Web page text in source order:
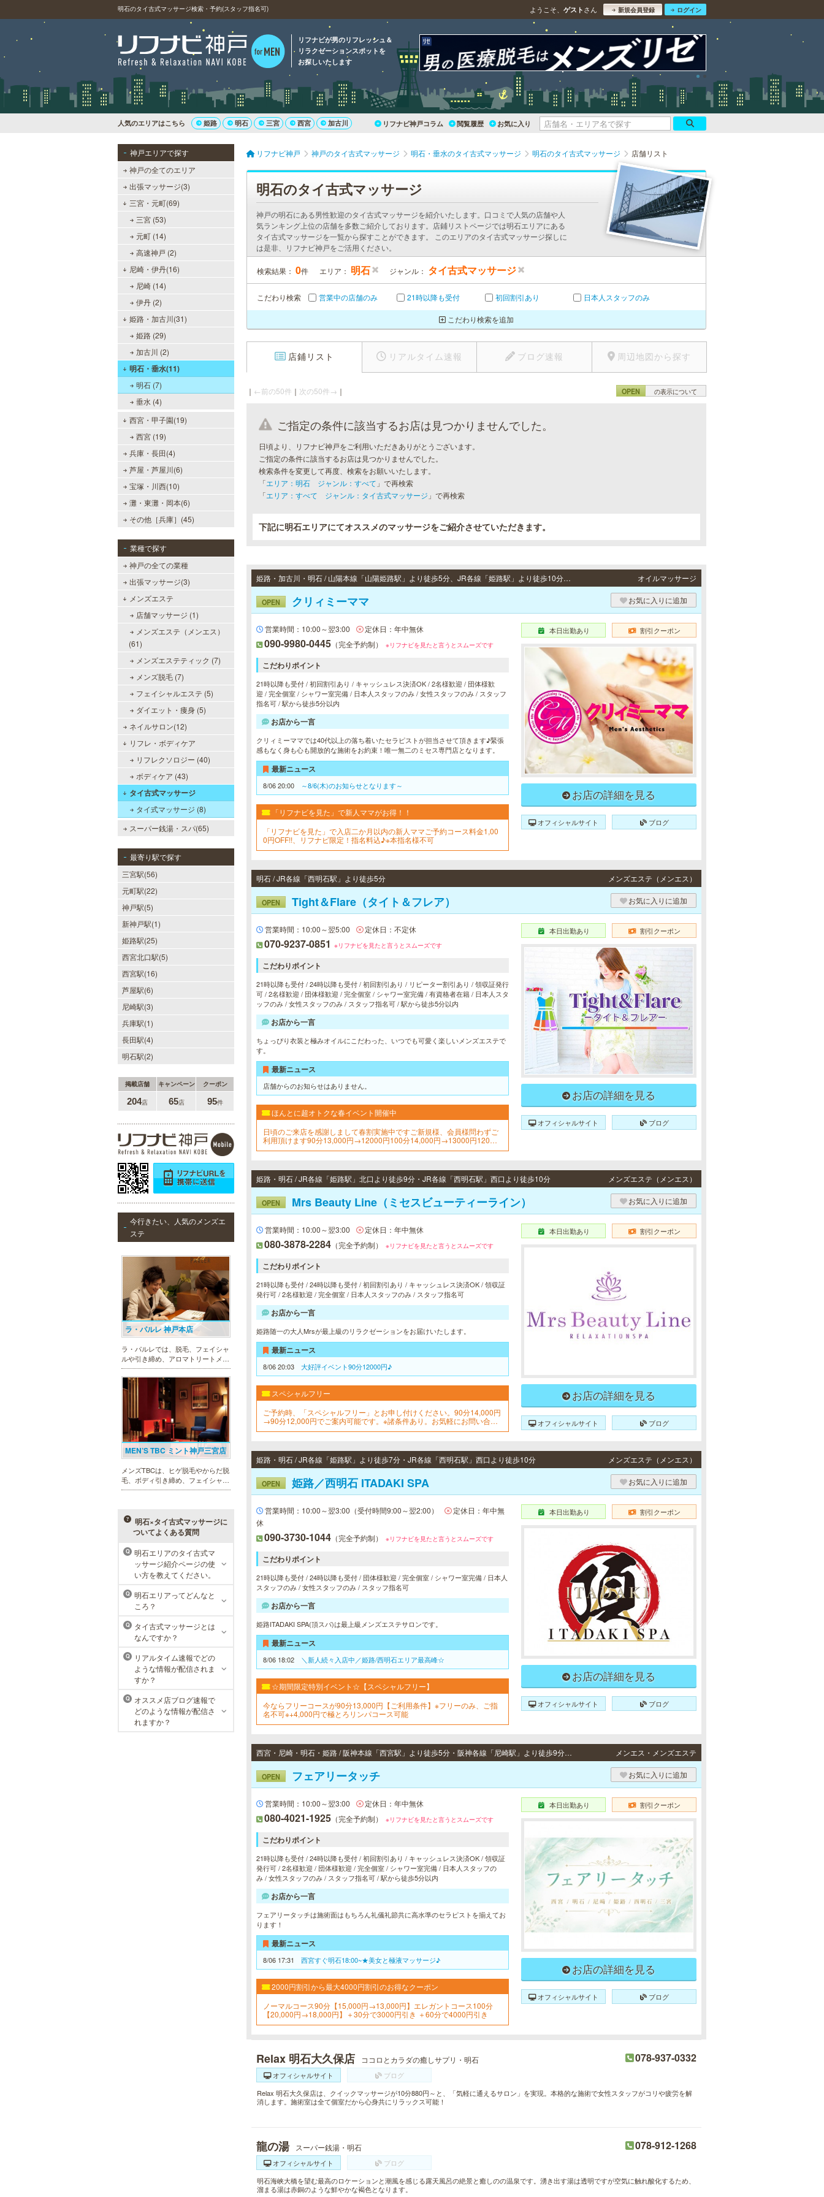
明石のタイ古式マッサージ検索・予約(スタッフ指名可) ようこそ、 ゲスト さん 新規会員登録 ログイン
リフナビが男のリフレッシュ＆
リラクゼーションスポットを
お探しいたします
人気のエリアはこちら 姫路 明石 三宮 西宮 加古川 リフナビ神戸コラム 閲覧履歴 お気に入り
神戸エリアで探す
神戸の全てのエリア
出張マッサージ(3)
三宮・元町(69)
三宮 (53)
元町 (14)
高速神戸 (2)
尼崎・伊丹(16)
尼崎 (14)
伊丹 (2)
姫路・加古川(31)
姫路 (29)
加古川 (2)
明石・垂水(11)
明石 (7)
垂水 (4)
西宮・甲子園(19)
西宮 (19)
兵庫・長田(4)
芦屋・芦屋川(6)
宝塚・川西(10)
灘・東灘・岡本(6)
その他［兵庫］(45)
業種で探す
神戸の全ての業種
出張マッサージ(3)
メンズエステ
店舗マッサージ (1)
メンズエステ（メンエス）
(61)
メンズエステティック (7)
メンズ脱毛 (7)
フェイシャルエステ (5)
ダイエット・痩身 (5)
ネイルサロン(12)
リフレ・ボディケア
リフレクソロジー (40)
ボディケア (43)
タイ古式マッサージ
タイ式マッサージ (8)
スーパー銭湯・スパ(65)
最寄り駅で探す
三宮駅(56)
元町駅(22)
神戸駅(5)
新神戸駅(1)
姫路駅(25)
西宮北口駅(5)
西宮駅(16)
芦屋駅(6)
尼崎駅(3)
兵庫駅(1)
長田駅(4)
明石駅(2)
掲載店舗 キャンペーン クーポン
204店 65店 95件
今行きたい、人気のメンズエ
ステ
ラ・パルレ 神戸本店
ラ・パルレでは、脱毛、フェイシャ
ルや引き締め、アロマトリートメン
ト、本格的なダイエットコース等、
幅広いメニューでお客様の美を応
援。初めてで不安という方には、初
回限定体験コースも多数取り揃えて
MEN’S TBC ミント神戸三宮店
メンズTBCは、ヒゲ脱毛やからだ脱
毛、ボディ引き締め、フェイシャル
等、清潔感を保ちたい方や、お手入
用意し、お待ちしております。
メンズリゼクリニック 神戸三
宮院
メンズリゼクリニックの永久脱毛が
全国で受けられます。多くの男性患
者様にご支持頂き、新宿1院から始
まったメンズリゼクリニックが、現
在では提携院含め全国10院を展開す
るクリニックになりました。
明石×タイ古式マッサージに
ついてよくある質問
Q
明石エリアのタイ古式マ
ッサージ紹介ページの使
い方を教えてください。
Q
明石エリアってどんなと
ころ？
Q
タイ古式マッサージとは
なんですか？
Q
リアルタイム速報でどの
ような情報が配信されま
すか？
Q
オススメ店ブログ速報で
どのような情報が配信さ
れますか？
リフナビ神戸 神戸のタイ古式マッサージ 明石・垂水のタイ古式マッサージ 明石のタイ古式マッサージ 店舗リスト
明石のタイ古式マッサージ
神戸の明石にある男性歓迎のタイ古式マッサージを紹介いたします。口コミで人気の店舗や人
気ランキング上位の店舗を多数ご紹介しております。店鋪リストページでは明石エリアにある
タイ古式マッサージを一覧から探すことができます。 このエリアのタイ古式マッサージ探しに
は是非、リフナビ神戸をご活用ください。
検索結果： 0件 エリア： 明石 ジャンル： タイ古式マッサージ
こだわり検索 営業中の店舗のみ 21時以降も受付 初回割引あり 日本人スタッフのみ
こだわり検索を追加
店鋪リスト リアルタイム速報 ブログ速報 周辺地図から探す
｜ ←前の50件 ｜ 次の50件→ ｜ OPEN の表示について
ご指定の条件に該当するお店は見つかりませんでした。
日頃より、リフナビ神戸をご利用いただきありがとうございます。
ご指定の条件に該当するお店は見つかりませんでした。
検索条件を変更して再度、検索をお願いいたします。
「エリア：明石 ジャンル：すべて 」で再検索
「エリア：すべて ジャンル：タイ古式マッサージ 」で再検索
下記に明石エリアにてオススメのマッサージをご紹介させていただきます。
姫路・加古川・明石 / 山陽本線「山陽姫路駅」より徒歩5分、JR各線「姫路駅」より徒歩10分・JR山陽本線「東加古川駅」より徒歩5分・JR山陽本線「明石駅」より徒歩4分 オイルマッサージ
OPEN クリィミーママ お気に入りに追加
営業時間：10:00～翌3:00 定休日：年中無休
090-9980-0445 （完全予約制） ※リフナビを見たと言うとスムーズです
こだわりポイント
21時以降も受付 / 初回割引あり / キャッシュレス決済OK / 2名様歓迎 / 団体様歓
迎 / 完全個室 / シャワー室完備 / 日本人スタッフのみ / 女性スタッフのみ / スタッフ
指名可 / 駅から徒歩5分以内
お店から一言
クリィミーママでは40代以上の落ち着いたセラピストが担当させて頂きます♪緊張
感もなく身も心も開放的な施術をお約束！唯一無二のミセス専門店となります。
最新ニュース
8/06 20:00 ～8/6(木)のお知らせとなります～
「リフナビを見た」で新人ママがお得！！
「リフナビを見た」で入店二か月以内の新人ママご予約コース料金1,00
0円OFF!!、リフナビ限定！指名料込♪※本指名様不可
本日出勤あり 割引クーポン
お店の詳細を見る
オフィシャルサイト ブログ
明石 / JR各線「西明石駅」より徒歩5分 メンズエステ（メンエス）
OPEN Tight＆Flare（タイト＆フレア） お気に入りに追加
営業時間：10:00～翌5:00 定休日：不定休
070-9237-0851 ※リフナビを見たと言うとスムーズです
こだわりポイント
21時以降も受付 / 24時以降も受付 / 初回割引あり / リピーター割引あり / 領収証発行
可 / 2名様歓迎 / 団体様歓迎 / 完全個室 / シャワー室完備 / 有資格者在籍 / 日本人スタ
ッフのみ / 女性スタッフのみ / スタッフ指名可 / 駅から徒歩5分以内
お店から一言
ちょっぴり衣装と極みオイルにこだわった、いつでも可愛く楽しいメンズエステで
す。
最新ニュース
店舗からのお知らせはありません。
ほんとに超オトクな春イベント開催中
日頃のご来店を感謝しまして春割実施中ですご新規様、会員様問わずご
利用頂けます90分13,000円→12000円100分14,000円→13000円120分1
7,000円→15000円
本日出勤あり 割引クーポン
お店の詳細を見る
オフィシャルサイト ブログ
姫路・明石 / JR各線「姫路駅」北口より徒歩9分・JR各線「西明石駅」西口より徒歩10分 メンズエステ（メンエス）
OPEN Mrs Beauty Line（ミセスビューティーライン） お気に入りに追加
営業時間：10:00～翌3:00 定休日：年中無休
080-3878-2284 （完全予約制） ※リフナビを見たと言うとスムーズです
こだわりポイント
21時以降も受付 / 24時以降も受付 / 初回割引あり / キャッシュレス決済OK / 領収証
発行可 / 2名様歓迎 / 完全個室 / 日本人スタッフのみ / スタッフ指名可
お店から一言
姫路随一の大人Mrsが最上級のリラクゼーションをお届けいたします。
最新ニュース
8/06 20:03 大好評イベント90分12000円♪
スペシャルフリー
ご予約時、「スペシャルフリー」とお申し付けください。90分14,000円
→90分12,000円でご案内可能です。※諸条件あり。お気軽にお問い合せ
くださいませ！
本日出勤あり 割引クーポン
お店の詳細を見る
オフィシャルサイト ブログ
姫路・明石 / JR各線「姫路駅」より徒歩7分・JR各線「西明石駅」西口より徒歩10分 メンズエステ（メンエス）
OPEN 姫路／西明石 ITADAKI SPA お気に入りに追加
営業時間：10:00～翌3:00（受付時間9:00～翌2:00）
定休日：年中無
休
090-3730-1044 （完全予約制） ※リフナビを見たと言うとスムーズです
こだわりポイント
21時以降も受付 / 24時以降も受付 / 団体様歓迎 / 完全個室 / シャワー室完備 / 日本人
スタッフのみ / 女性スタッフのみ / スタッフ指名可
お店から一言
姫路ITADAKI SPA(頂スパ)は最上級メンズエステサロンです。
最新ニュース
8/06 18:02 ＼新人続々入店中／姫路/西明石エリア最高峰☆
☆期間限定特別イベント☆【スペシャルフリー】
今ならフリーコースが90分13,000円【ご利用条件】※フリーのみ、ご指
名不可※+4,000円で極とろリンパコース可能
本日出勤あり 割引クーポン
お店の詳細を見る
オフィシャルサイト ブログ
西宮・尼崎・明石・姫路 / 阪神本線「西宮駅」より徒歩5分・阪神各線「尼崎駅」より徒歩9分・JR山陽本線「明石駅」より徒歩8分・JR各線「姫路駅」より徒歩5分 メンエス・メンズエステ
OPEN フェアリータッチ お気に入りに追加
営業時間：10:00～翌3:00 定休日：年中無休
080-4021-1925 （完全予約制） ※リフナビを見たと言うとスムーズです
こだわりポイント
21時以降も受付 / 24時以降も受付 / 初回割引あり / キャッシュレス決済OK / 領収証
発行可 / 2名様歓迎 / 団体様歓迎 / 完全個室 / シャワー室完備 / 日本人スタッフの
み / 女性スタッフのみ / スタッフ指名可 / 駅から徒歩5分以内
お店から一言
フェアリータッチは施術面はもちろん礼儀礼節共に高水準のセラピストを揃えてお
ります！
最新ニュース
8/06 17:31 西宮すぐ明石18:00~★美女と極液マッサージ♪
2000円割引から最大4000円割引のお得なクーポン
ノーマルコース90分【15,000円→13,000円】エレガントコース100分
【20,000円→18,000円】＋30分で3000円引き ＋60分で4000円引き
本日出勤あり 割引クーポン
お店の詳細を見る
オフィシャルサイト ブログ
Relax 明石大久保店 ココロとカラダの癒しサプリ・明石 078-937-0332
オフィシャルサイト
ブログ
Relax 明石大久保店は、クイックマッサージが10分880円～と、「気軽に通えるサロン」を実現。本格的な施術で女性スタッフがコリや疲労を解
消します。施術室は全て個室だから心身共にリラックス可能！
龍の湯 スーパー銭湯・明石 078-912-1268
オフィシャルサイト
ブログ
明石海峡大橋を望む最高のロケーションと潮風を感じる露天風呂の絶景と癒しのの温泉です。湧き出す湯は透明ですが空気に触れ酸化するため、
溜まる湯は赤銅のような鮮やかな褐色となります。